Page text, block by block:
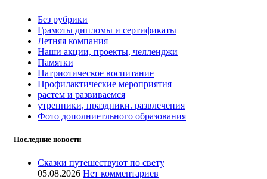
Без рубрики
Грамоты дипломы и сертификаты
Летняя компания
Наши акции, проекты, челленджи
Памятки
Патриотическое воспитание
Профилактические мероприятия
растем и развиваемся
утренники, праздники. развлечения
Фото дополниетльного образования
Последние новости
Сказки путешествуют по свету
05.08.2026 Нет комментариев